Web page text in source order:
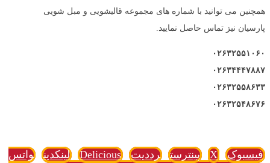
همچنین می توانید با شماره های مجموعه قالیشویی و مبل شویی
پارسیان نیز تماس حاصل نمایید.
۰۲۶۳۲۵۵۱۰۶۰
۰۲۶۳۴۴۴۷۸۸۷
۰۲۶۳۲۵۵۸۶۳۳
۰۲۶۳۲۵۴۸۶۷۶
فیسبوک X پینترست رددیت Delicious لینکدین
واتس